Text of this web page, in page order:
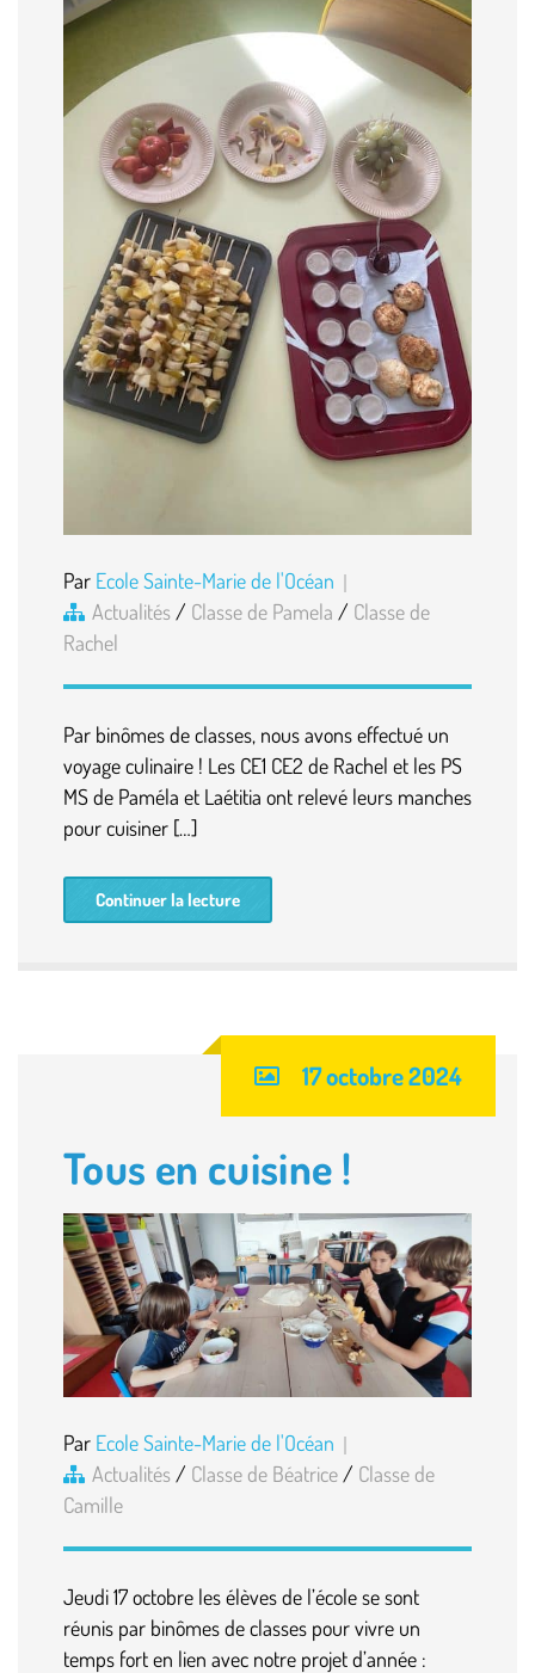
Par Ecole Sainte-Marie de l'Océan
Actualités / Classe de Pamela / Classe de
Rachel
Par binômes de classes, nous avons effectué un
voyage culinaire ! Les CE1 CE2 de Rachel et les PS
MS de Paméla et Laétitia ont relevé leurs manches
pour cuisiner […]
Continuer la lecture
17 octobre 2024
Tous en cuisine !
Par Ecole Sainte-Marie de l'Océan
Actualités / Classe de Béatrice / Classe de
Camille
Jeudi 17 octobre les élèves de l’école se sont
réunis par binômes de classes pour vivre un
temps fort en lien avec notre projet d’année :